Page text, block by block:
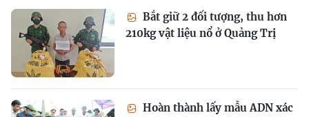
Bắt giữ 2 đối tượng, thu hơn
210kg vật liệu nổ ở Quảng Trị
Hoàn thành lấy mẫu ADN xác